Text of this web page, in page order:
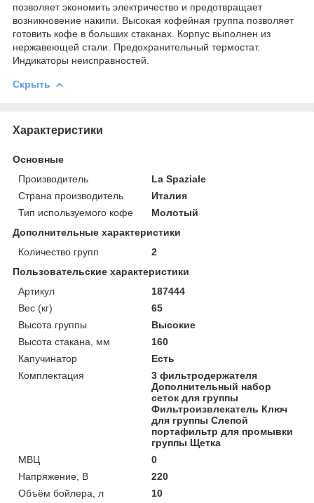
позволяет экономить электричество и предотвращает
возникновение накипи. Высокая кофейная группа позволяет
готовить кофе в больших стаканах. Корпус выполнен из
нержавеющей стали. Предохранительный термостат.
Индикаторы неисправностей.
Скрыть
Характеристики
Основные
Производитель
La Spaziale
Страна производитель
Италия
Тип используемого кофе
Молотый
Дополнительные характеристики
Количество групп
2
Пользовательские характеристики
Артикул
187444
Вес (кг)
65
Высота группы
Высокие
Высота стакана, мм
160
Капучинатор
Есть
Комплектация
3 фильтродержателя
Дополнительный набор
сеток для группы
Фильтроизвлекатель Ключ
для группы Слепой
портафильтр для промывки
группы Щетка
МВЦ
0
Напряжение, В
220
Объём бойлера, л
10